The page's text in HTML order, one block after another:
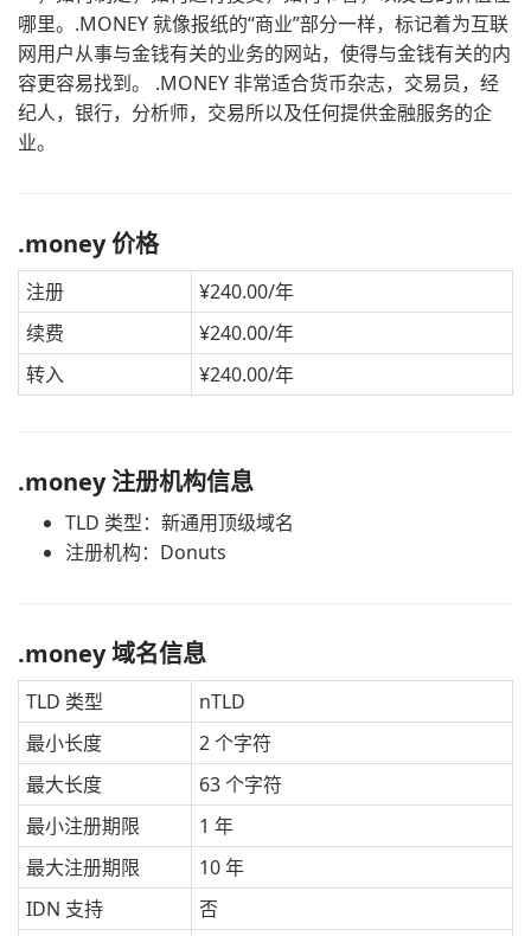
哪里。.MONEY 就像报纸的“商业”部分一样，标记着为互联
网用户从事与金钱有关的业务的网站，使得与金钱有关的内
容更容易找到。 .MONEY 非常适合货币杂志，交易员，经
纪人，银行，分析师，交易所以及任何提供金融服务的企
业。
.money 价格
注册
¥240.00/年
续费
¥240.00/年
转入
¥240.00/年
.money 注册机构信息
TLD 类型：新通用顶级域名
注册机构：Donuts
.money 域名信息
TLD 类型
nTLD
最小长度
2 个字符
最大长度
63 个字符
最小注册期限
1 年
最大注册期限
10 年
IDN 支持
否